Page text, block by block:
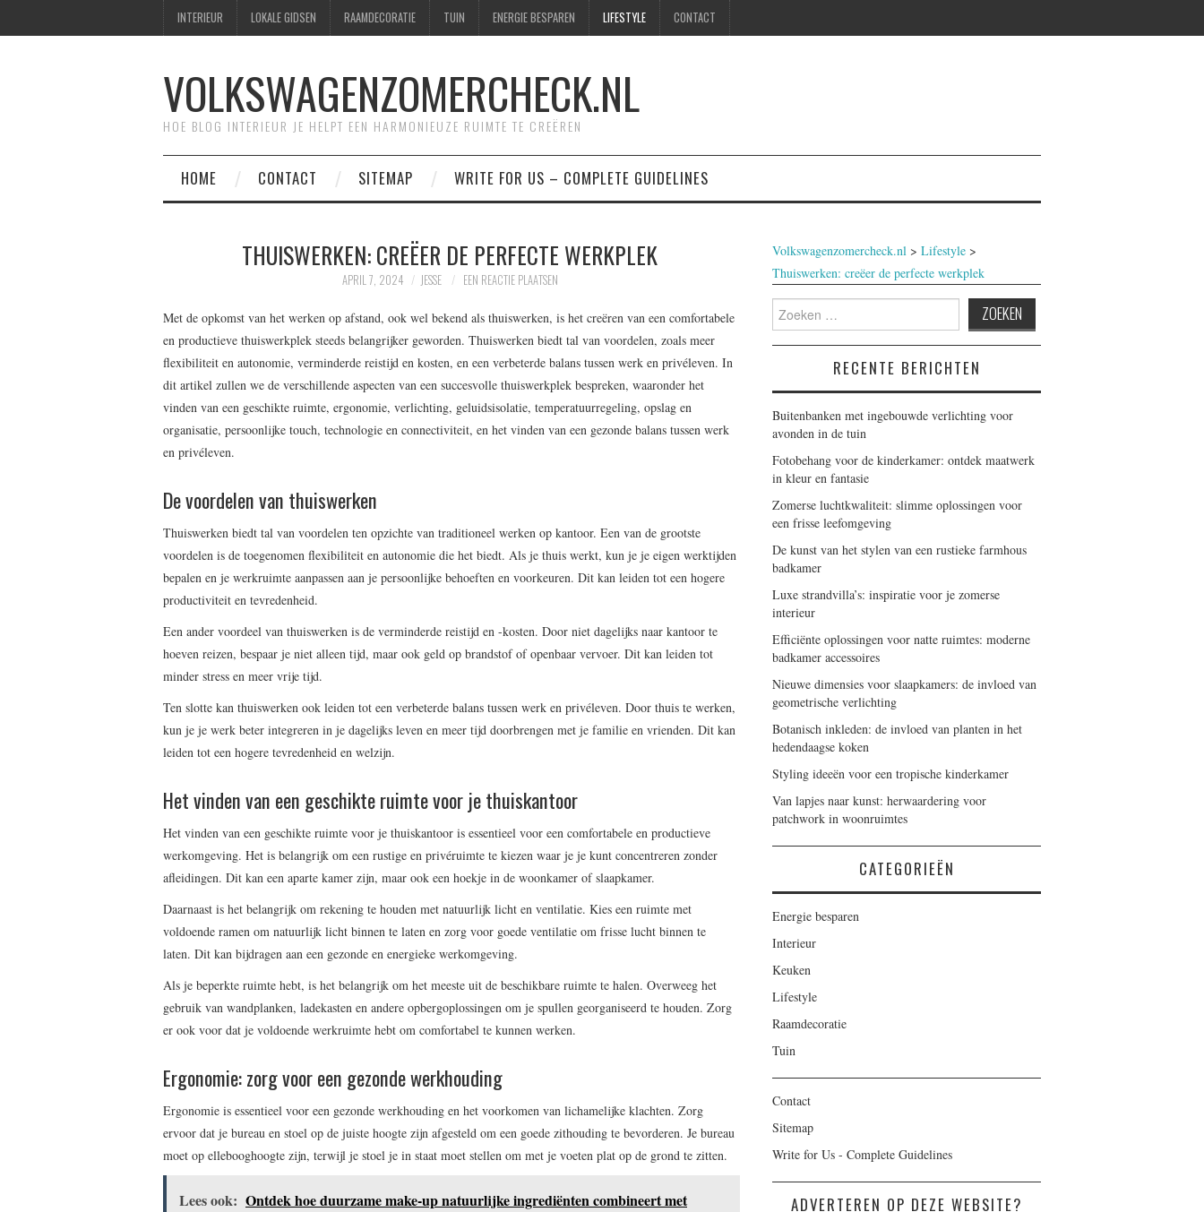
INTERIEUR LOKALE GIDSEN RAAMDECORATIE TUIN ENERGIE BESPAREN LIFESTYLE CONTACT
VOLKSWAGENZOMERCHECK.NL
HOE BLOG INTERIEUR JE HELPT EEN HARMONIEUZE RUIMTE TE CREËREN
HOME CONTACT SITEMAP WRITE FOR US – COMPLETE GUIDELINES
THUISWERKEN: CREËER DE PERFECTE WERKPLEK
APRIL 7, 2024 JESSE EEN REACTIE PLAATSEN
Met de opkomst van het werken op afstand, ook wel bekend als thuiswerken, is het creëren van een comfortabele
en productieve thuiswerkplek steeds belangrijker geworden. Thuiswerken biedt tal van voordelen, zoals meer
flexibiliteit en autonomie, verminderde reistijd en kosten, en een verbeterde balans tussen werk en privéleven. In
dit artikel zullen we de verschillende aspecten van een succesvolle thuiswerkplek bespreken, waaronder het
vinden van een geschikte ruimte, ergonomie, verlichting, geluidsisolatie, temperatuurregeling, opslag en
organisatie, persoonlijke touch, technologie en connectiviteit, en het vinden van een gezonde balans tussen werk
en privéleven.
De voordelen van thuiswerken
Thuiswerken biedt tal van voordelen ten opzichte van traditioneel werken op kantoor. Een van de grootste
voordelen is de toegenomen flexibiliteit en autonomie die het biedt. Als je thuis werkt, kun je je eigen werktijden
bepalen en je werkruimte aanpassen aan je persoonlijke behoeften en voorkeuren. Dit kan leiden tot een hogere
productiviteit en tevredenheid.
Een ander voordeel van thuiswerken is de verminderde reistijd en -kosten. Door niet dagelijks naar kantoor te
hoeven reizen, bespaar je niet alleen tijd, maar ook geld op brandstof of openbaar vervoer. Dit kan leiden tot
minder stress en meer vrije tijd.
Ten slotte kan thuiswerken ook leiden tot een verbeterde balans tussen werk en privéleven. Door thuis te werken,
kun je je werk beter integreren in je dagelijks leven en meer tijd doorbrengen met je familie en vrienden. Dit kan
leiden tot een hogere tevredenheid en welzijn.
Het vinden van een geschikte ruimte voor je thuiskantoor
Het vinden van een geschikte ruimte voor je thuiskantoor is essentieel voor een comfortabele en productieve
werkomgeving. Het is belangrijk om een rustige en privéruimte te kiezen waar je je kunt concentreren zonder
afleidingen. Dit kan een aparte kamer zijn, maar ook een hoekje in de woonkamer of slaapkamer.
Daarnaast is het belangrijk om rekening te houden met natuurlijk licht en ventilatie. Kies een ruimte met
voldoende ramen om natuurlijk licht binnen te laten en zorg voor goede ventilatie om frisse lucht binnen te
laten. Dit kan bijdragen aan een gezonde en energieke werkomgeving.
Als je beperkte ruimte hebt, is het belangrijk om het meeste uit de beschikbare ruimte te halen. Overweeg het
gebruik van wandplanken, ladekasten en andere opbergoplossingen om je spullen georganiseerd te houden. Zorg
er ook voor dat je voldoende werkruimte hebt om comfortabel te kunnen werken.
Ergonomie: zorg voor een gezonde werkhouding
Ergonomie is essentieel voor een gezonde werkhouding en het voorkomen van lichamelijke klachten. Zorg
ervoor dat je bureau en stoel op de juiste hoogte zijn afgesteld om een goede zithouding te bevorderen. Je bureau
moet op ellebooghoogte zijn, terwijl je stoel je in staat moet stellen om met je voeten plat op de grond te zitten.
Lees ook: Ontdek hoe duurzame make-up natuurlijke ingrediënten combineert met
Volkswagenzomercheck.nl > Lifestyle >
Thuiswerken: creëer de perfecte werkplek
Zoeken
naar:
RECENTE BERICHTEN
Buitenbanken met ingebouwde verlichting voor
avonden in de tuin
Fotobehang voor de kinderkamer: ontdek maatwerk
in kleur en fantasie
Zomerse luchtkwaliteit: slimme oplossingen voor
een frisse leefomgeving
De kunst van het stylen van een rustieke farmhous
badkamer
Luxe strandvilla’s: inspiratie voor je zomerse
interieur
Efficiënte oplossingen voor natte ruimtes: moderne
badkamer accessoires
Nieuwe dimensies voor slaapkamers: de invloed van
geometrische verlichting
Botanisch inkleden: de invloed van planten in het
hedendaagse koken
Styling ideeën voor een tropische kinderkamer
Van lapjes naar kunst: herwaardering voor
patchwork in woonruimtes
CATEGORIEËN
Energie besparen
Interieur
Keuken
Lifestyle
Raamdecoratie
Tuin
Contact
Sitemap
Write for Us - Complete Guidelines
ADVERTEREN OP DEZE WEBSITE?